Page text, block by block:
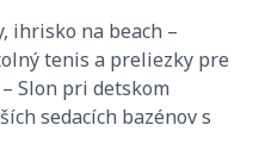
ihrisko na beach –
tenis a preliezky pre
Slon pri detskom
sedacích bazénov s